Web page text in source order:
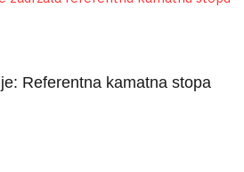
Referentna kamatna stopa